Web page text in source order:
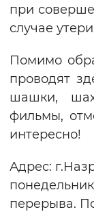
при
случае
Помимо
проводят
шашки,
фильмы,
интересно!
Адрес:
перерыва.